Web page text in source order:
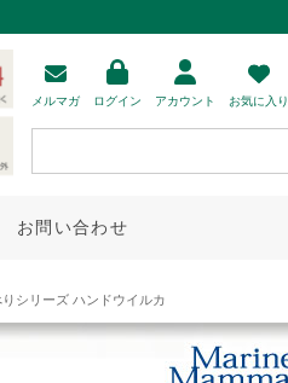
メルマガ ログイン アカウント お気に入り
お問い合わせ
シリーズ ハンドウイルカ